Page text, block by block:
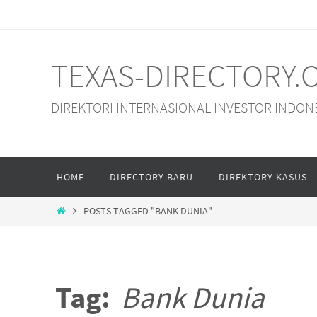
TEXAS-
DIREKTORI INTERNASIONAL INVESTOR
content
HOME DIRECTORY BARU DIREKTORY KASUS
HOMEPOSTS TAGGED "BANK DUNIA"
Tag: Bank Dunia